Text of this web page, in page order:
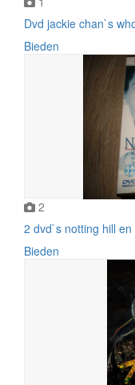
Dvd jackie chan`s
Bieden
2
2 dvd`s notting hill
Bieden